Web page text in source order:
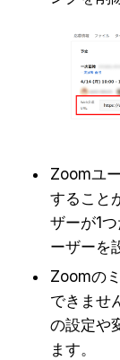
Zoomユ
すること
ザーが1
ーザーを
Zoomの
できませ
の設定や
ます。